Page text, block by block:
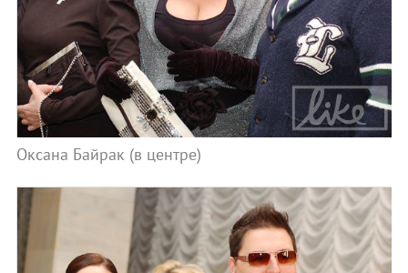
Оксана Байрак (в центре)